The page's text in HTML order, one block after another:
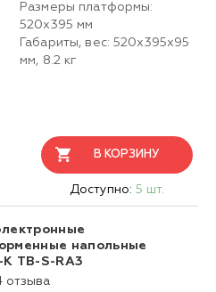
Размеры платформы:
520х395 мм
Габариты, вес: 520х395х95
мм, 8.2 кг
В КОРЗИНУ
Доступно: 5 шт.
напольные
К TB-S-RА3
отзыва